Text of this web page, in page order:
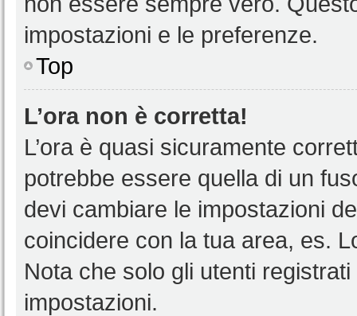
impostazioni e le preferenze.
Top
L’ora non è corretta!
L’ora è quasi sicuramente
potrebbe essere quella di un
devi cambiare le impostazioni
coincidere con la tua area, es.
Nota che solo gli utenti
impostazioni.